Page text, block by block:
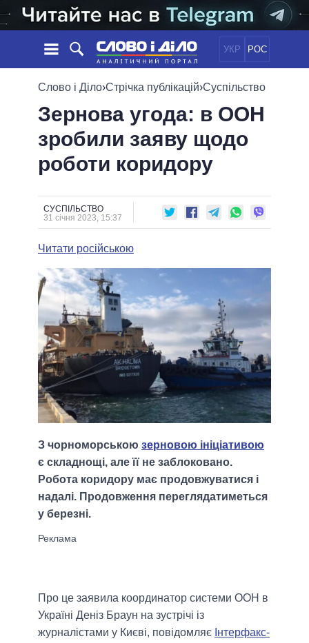
УКР РОС
НОВИНИ
СТРІЧКА
ПОДІЇ
СТАТТІ
ОГЛЯДИ
ДАЙДЖЕСТИ
ПОЛІТИКА
ЕКОНОМІКА
СУСПІЛЬСТВО
СВІТ
ОБIЦЯНКИ
ПОЛIТИКИ
ПРЕЗИДЕНТ І ОФІС
ВЕРХОВНА РАДА
МЕРИ МІСТ
ВСІ ПЕРСОНИ
ІНФОГРАФІКА
ВІДЕО
ПОРІВНЯННЯ ПОЛІТИКІВ
Слово і Діло›Стрічка публікацій›Суспільство
Зернова угода: в ООН
зробили заяву щодо
роботи коридору
СУСПІЛЬСТВО
31 січня 2023, 15:37
Читати російською
З чорноморською зерновою ініціативою
є складнощі, але її не заблоковано.
Робота коридору має продовжуватися і
надалі. Продовження переглядатиметься
у березні.
Про це заявила координатор системи ООН в
Україні Деніз Браун на зустрічі із
журналістами у Києві, повідомляє Інтерфакс-